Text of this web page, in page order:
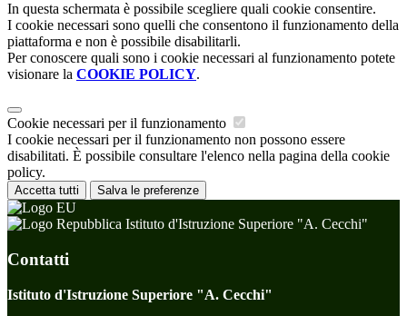
In questa schermata è possibile scegliere quali cookie consentire.
I cookie necessari sono quelli che consentono il funzionamento della
piattaforma e non è possibile disabilitarli.
Per conoscere quali sono i cookie necessari al funzionamento potete
visionare la COOKIE POLICY.
Cookie necessari per il funzionamento
I cookie necessari per il funzionamento non possono essere
disabilitati. È possibile consultare l'elenco nella pagina della cookie
policy.
Accetta tutti Salva le preferenze
Istituto d'Istruzione Superiore "A. Cecchi"
Contatti
Istituto d'Istruzione Superiore "A. Cecchi"